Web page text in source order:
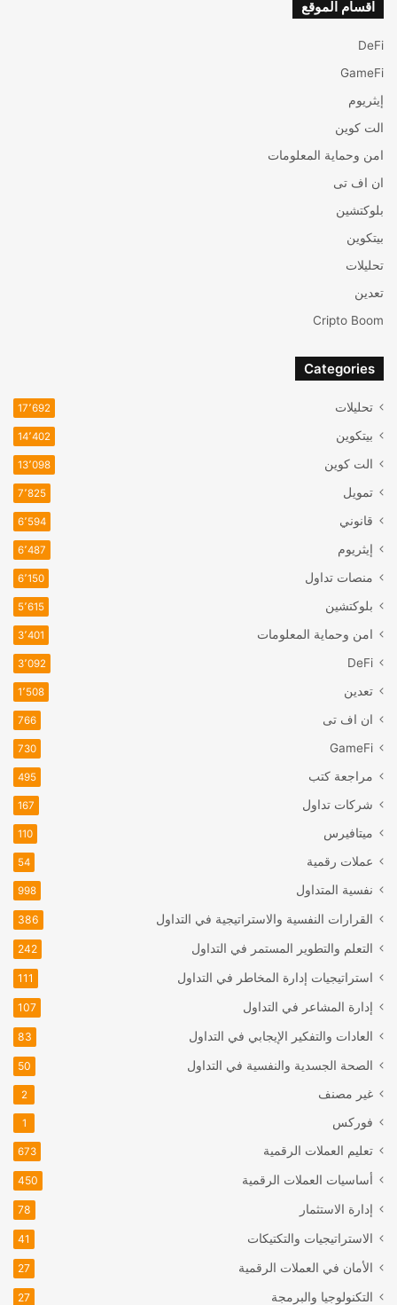
اقسام الموقع
DeFi
GameFi
إيثريوم
الت كوين
امن وحماية المعلومات
ان اف تی
بلوكتشين
بيتكوين
تحليلات
تعدين
Cripto Boom
Categories
تحليلات 17٬692
بيتكوين 14٬402
الت كوين 13٬098
تمويل 7٬825
قانوني 6٬594
إيثريوم 6٬487
منصات تداول 6٬150
بلوكتشين 5٬615
امن وحماية المعلومات 3٬401
DeFi 3٬092
تعدين 1٬508
ان اف تی 766
GameFi
730
مراجعة كتب 495
شركات تداول 167
ميتافيرس 110
عملات رقمية 54
نفسية المتداول 998
القرارات النفسية والاستراتيجية في التداول 386
التعلم والتطوير المستمر في التداول 242
استراتيجيات إدارة المخاطر في التداول 111
إدارة المشاعر في التداول 107
العادات والتفكير الإيجابي في التداول 83
الصحة الجسدية والنفسية في التداول 50
غير مصنف 2
فوركس 1
تعليم العملات الرقمية 673
أساسيات العملات الرقمية 450
إدارة الاستثمار 78
الاستراتيجيات والتكتيكات 41
الأمان في العملات الرقمية 27
التكنولوجيا والبرمجة 27